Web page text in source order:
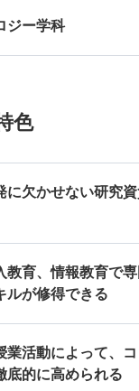
ジー学科
色
に欠かせない研究
教育、情報教育で
ルが修得できる
業活動によって、
底的に高められる